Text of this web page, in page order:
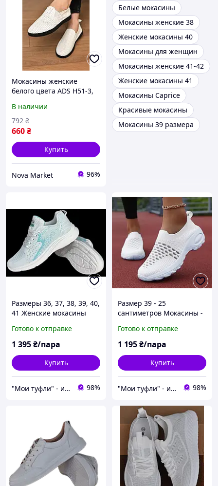
Мокасины женские
белого цвета ADS Н51-3,
натуральная кожа
В наличии
660₴
792 ₴
Купить
Nova Market 96%
Белые мокасины
Мокасины женские 38
Женские мокасины 40
Мокасины для женщин
Мокасины женские 41-42
Женские мокасины 41
Мокасины Caprice
Красивые мокасины
Мокасины 39 размера
Размеры 36, 37, 38, 39, 40,
41 Женские мокасины
белые, текстиль на
подошве из пены
Готово к отправке
1 395₴/пара
Купить
"Мои туфли" - интернет магазин обуви на все случаи жизни. 98%
Размер 39 - 25
сантиметров Мокасины -
подошве из пены,
текстиль, белые
Готово к отправке
1 195₴/пара
Купить
"Мои туфли" - интернет магазин обуви на все случаи жизни. 98%